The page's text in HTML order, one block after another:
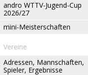
andro WTTV-Jugend-Cup
2026/27
mini-Meisterschaften
Vereine
Adressen, Mannschaften,
Spieler, Ergebnisse